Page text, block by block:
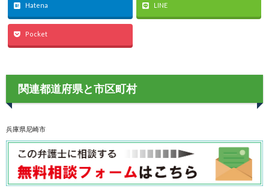
Hatena LINE
Pocket
関連都道府県と市区町村
兵庫県尼崎市